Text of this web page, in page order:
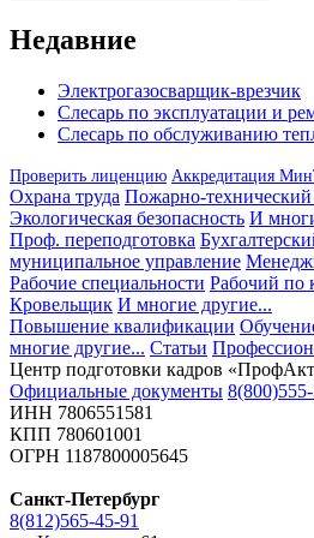
Недавние
Электрогазосварщик-врезчик
Слесарь по эксплуатации и
Слесарь по обслуживанию
Проверить лиценцию Аккредитация
Охрана труда Пожарно-
Экологическая безопасность И
Проф. переподготовка
муниципальное управление
Рабочие специальности Рабочий по
Кровельщик И многие другие...
Повышение квалификации
многие другие... Статьи
Центр подготовки кадров
Официальные документы
ИНН 7806551581
КПП 780601001
ОГРН 1187800005645
Санкт-Петербург
8(812)565-45-91